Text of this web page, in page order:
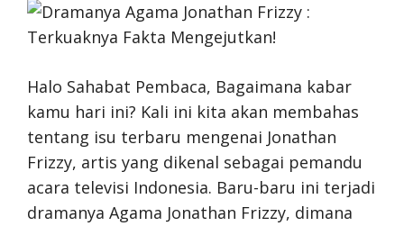
Halo Sahabat Pembaca, Bagaimana kabar
kamu hari ini? Kali ini kita akan membahas
tentang isu terbaru mengenai Jonathan
Frizzy, artis yang dikenal sebagai pemandu
acara televisi Indonesia. Baru-baru ini terjadi
dramanya Agama Jonathan Frizzy, dimana